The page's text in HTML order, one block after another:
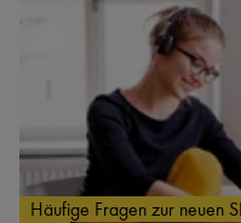
Häufige Fragen zur neuen